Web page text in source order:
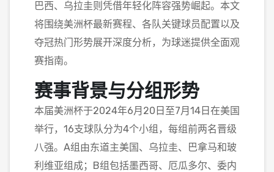
巴西、乌拉圭则凭借年轻化阵容强势崛起。本文
将围绕美洲杯最新赛程、各队关键球员配置以及
夺冠热门形势展开深度分析，为球迷提供全面观
赛指南。
赛事背景与分组形势
本届美洲杯于2024年6月20日至7月14日在美国
举行，16支球队分为4个小组，每组前两名晋级
八强。A组由东道主美国、乌拉圭、巴拿马和玻
利维亚组成；B组包括墨西哥、厄瓜多尔、委内